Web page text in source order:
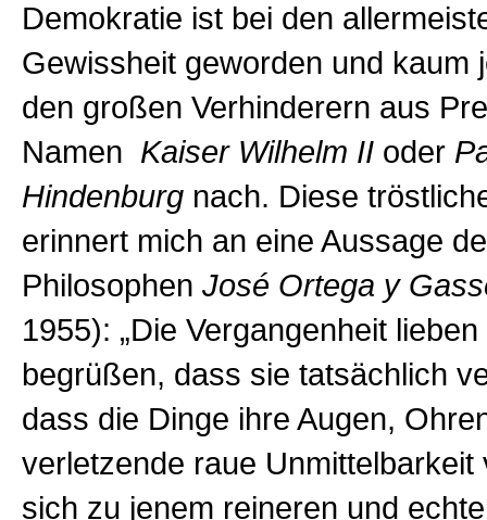
Demokratie ist bei den
Gewissheit geworden und kaum
den großen Verhinderern aus
Namen Kaiser Wilhelm IIoder
Hindenburgnach. Diese
erinnert mich an eine Aussage
Philosophen José Ortega y
1955): „Die Vergangenheit
begrüßen, dass sie tatsächlich
dass die Dinge ihre Augen,
verletzende raue Unmittelbarkeit
sich zu jenem reineren und